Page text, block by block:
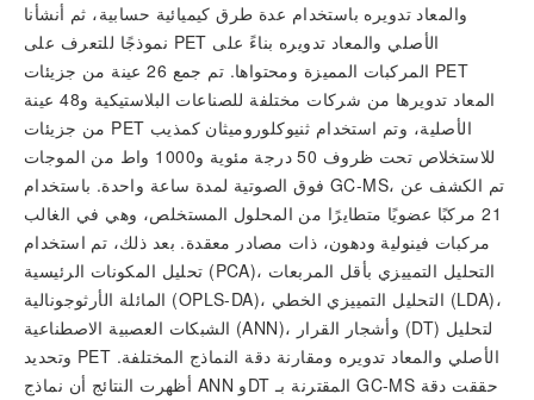
والمعاد تدويره باستخدام عدة طرق كيميائية حسابية، ثم أنشأنا
نموذجًا للتعرف على PET الأصلي والمعاد تدويره بناءً على
المركبات المميزة ومحتواها. تم جمع 26 عينة من جزيئات PET
المعاد تدويرها من شركات مختلفة للصناعات البلاستيكية و48 عينة
من جزيئات PET الأصلية، وتم استخدام ثنيوكلوروميثان كمذيب
للاستخلاص تحت ظروف 50 درجة مئوية و1000 واط من الموجات
فوق الصوتية لمدة ساعة واحدة. باستخدام GC-MS، تم الكشف عن
21 مركبًا عضويًا متطايرًا من المحلول المستخلص، وهي في الغالب
مركبات فينولية ودهون، ذات مصادر معقدة. بعد ذلك، تم استخدام
تحليل المكونات الرئيسية (PCA)، التحليل التمييزي بأقل المربعات
المائلة الأرثوجونالية (OPLS-DA)، التحليل التمييزي الخطي (LDA)،
الشبكات العصبية الاصطناعية (ANN)، وأشجار القرار (DT) لتحليل
وتحديد PET الأصلي والمعاد تدويره ومقارنة دقة النماذج المختلفة.
أظهرت النتائج أن نماذج ANN وDT المقترنة بـ GC-MS حققت دقة